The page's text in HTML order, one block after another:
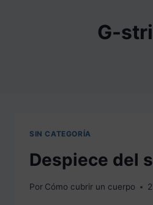
G-
SIN CATEGORÍA
Despiece del
Por Cómo cubrir un cuerpo